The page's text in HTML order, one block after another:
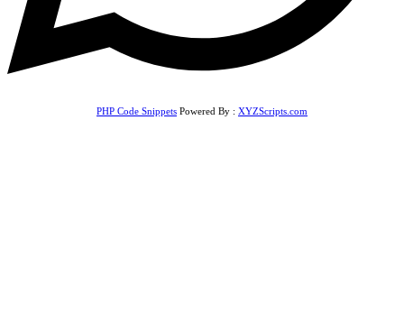
PHP Code Snippets Powered By : XYZScripts.com